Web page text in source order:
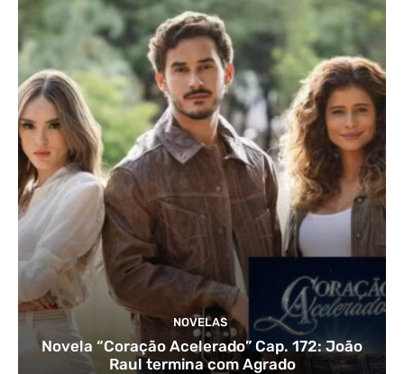
NOVELAS
Novela “Coração Acelerado” Cap. 172: João
Raul termina com Agrado